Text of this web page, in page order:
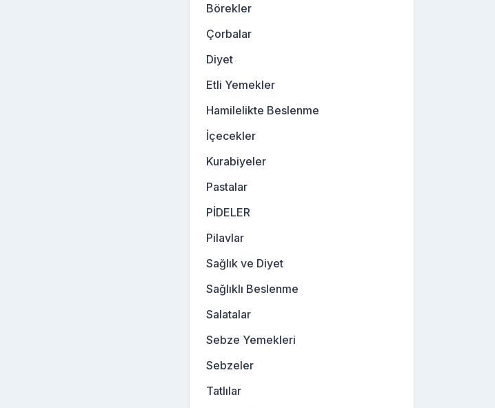
Börekler
Çorbalar
Diyet
Etli Yemekler
Hamilelikte Beslenme
İçecekler
Kurabiyeler
Pastalar
PİDELER
Pilavlar
Sağlık ve Diyet
Sağlıklı Beslenme
Salatalar
Sebze Yemekleri
Sebzeler
Tatlılar